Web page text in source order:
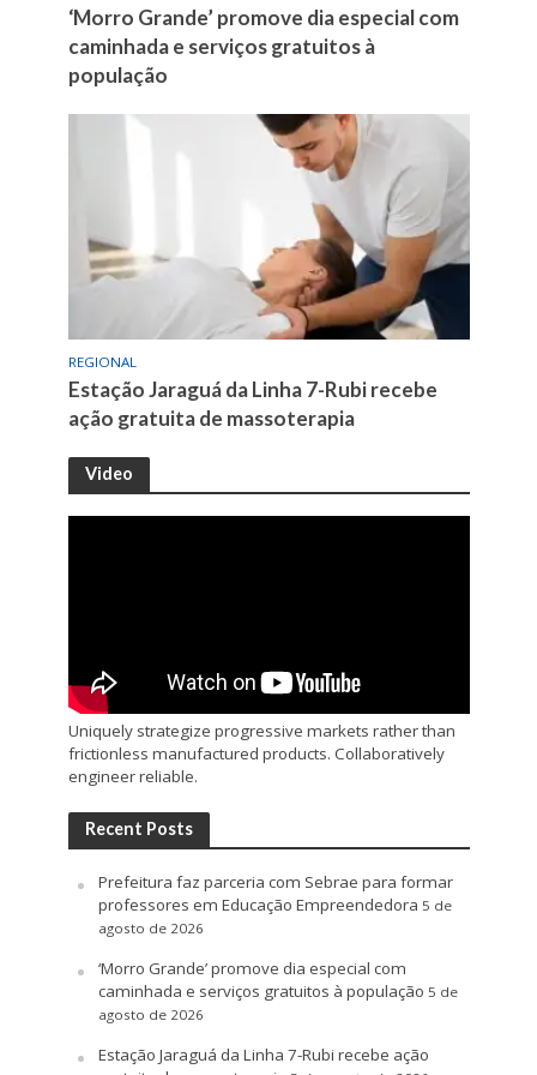
‘Morro Grande’ promove dia especial com
caminhada e serviços gratuitos à
população
REGIONAL
Estação Jaraguá da Linha 7-Rubi recebe
ação gratuita de massoterapia
Video
Uniquely strategize progressive markets rather than
frictionless manufactured products. Collaboratively
engineer reliable.
Recent Posts
Prefeitura faz parceria com Sebrae para formar
professores em Educação Empreendedora 5 de
agosto de 2026
‘Morro Grande’ promove dia especial com
caminhada e serviços gratuitos à população 5 de
agosto de 2026
Estação Jaraguá da Linha 7-Rubi recebe ação